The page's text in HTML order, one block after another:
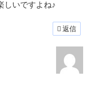
しいですよね♪
返信